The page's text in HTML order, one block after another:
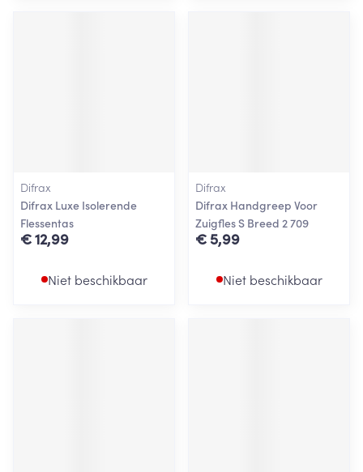
Difrax
Difrax Luxe Isolerende
Flessentas
€ 12,99
Niet beschikbaar
Difrax
Difrax Handgreep Voor
Zuigfles S Breed 2 709
€ 5,99
Niet beschikbaar